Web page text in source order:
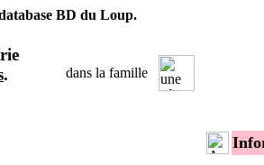
BD du Loup.
. dans la famille